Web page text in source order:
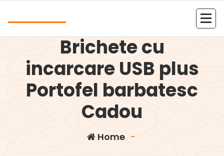
Set format din 2
Brichete cu
incarcare USB plus
Portofel barbatesc
Cadou
Home -